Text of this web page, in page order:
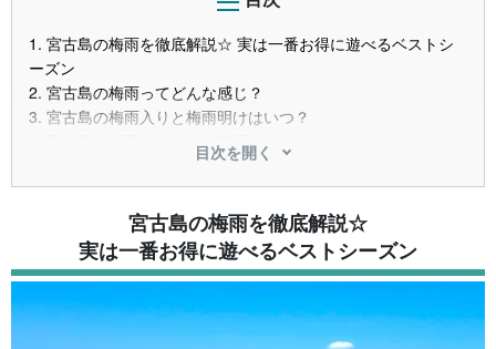
1. 宮古島の梅雨を徹底解説☆ 実は一番お得に遊べるベストシ
ーズン
2. 宮古島の梅雨ってどんな感じ？
3. 宮古島の梅雨入りと梅雨明けはいつ？
宮古島の梅雨シーズンの気温
宮古島の梅雨シーズンの服装は？ あると便利な持ち物をご
紹介
梅雨シーズンも思い切り遊ぼう！ 宮古島の梅雨でも楽しめ
るアクティビティ
シュノーケリング
6.2.グラスボート
6.3.ダイビング
パンプキン鍾乳洞ケイビング
目次を開く
宮古島の梅雨を徹底解説☆
実は一番お得に遊べるベストシーズン